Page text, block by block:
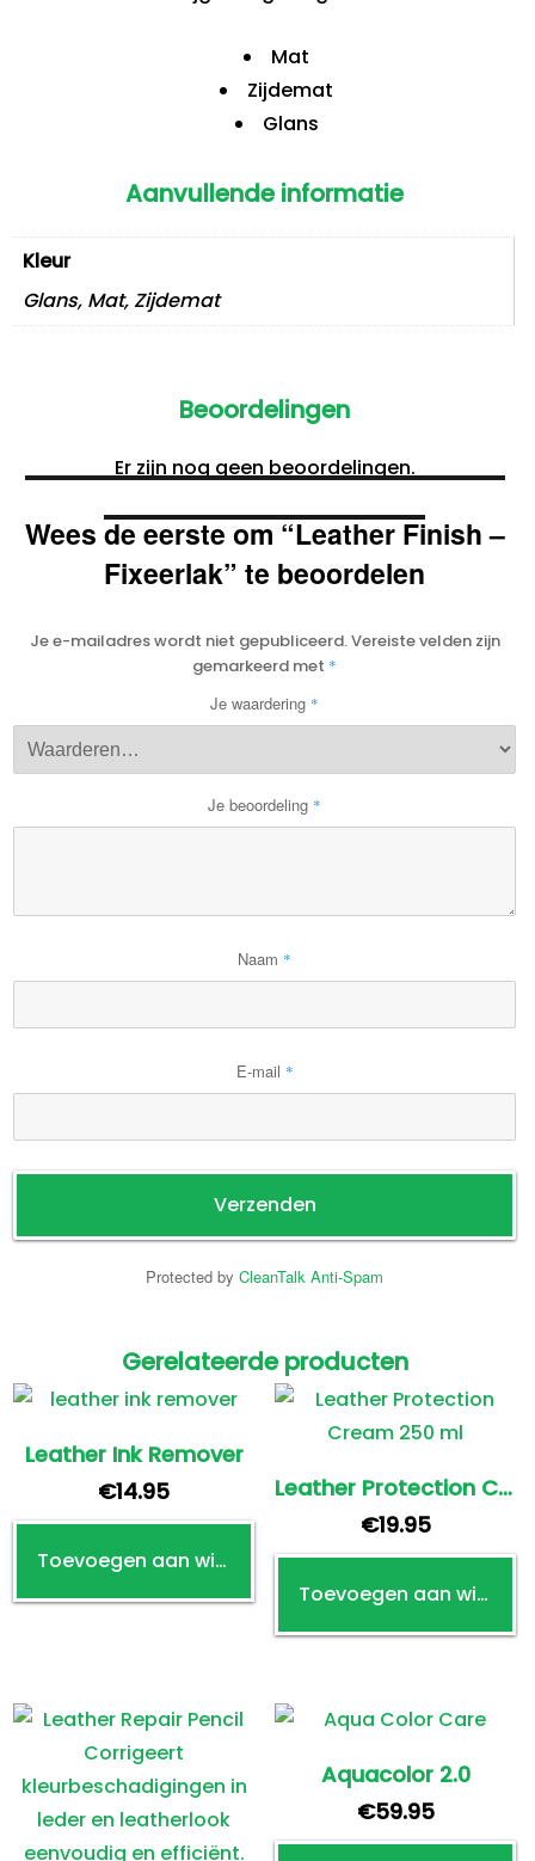
Mat
Zijdemat
Glans
Aanvullende informatie
Kleur
Glans, Mat, Zijdemat
Beoordelingen
Er zijn nog geen beoordelingen.
Wees de eerste om “Leather Finish –
Fixeerlak” te beoordelen
Je e-mailadres wordt niet gepubliceerd.Vereiste velden zijn
gemarkeerd met *
Je waardering *
Je beoordeling *
Naam *
E-mail *
Protected byCleanTalk Anti-Spam
Gerelateerde producten
Leather Ink Remover
€14.95
Toevoegen aan winkelwagen
Leather Protection Cream 250 ml
€19.95
Toevoegen aan winkelwagen
Aquacolor 2.0
€59.95